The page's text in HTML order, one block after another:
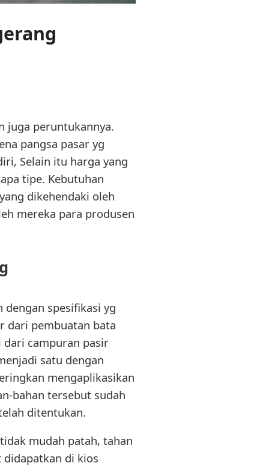
juga peruntukannya.
pangsa pasar yg
Selain itu harga yang
tipe. Kebutuhan
dikehendaki oleh
mereka para produsen
spesifikasi yg
dari pembuatan bata
dari campuran pasir
satu dengan
mengaplikasikan
bahan tersebut sudah
ditentukan.
mudah patah, tahan
di kios